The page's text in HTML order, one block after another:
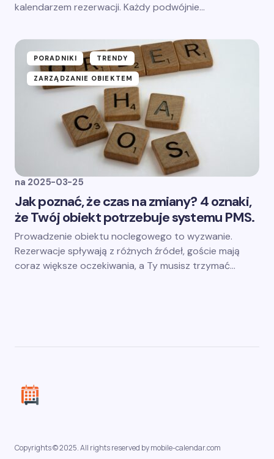
kalendarzem rezerwacji. Każdy podwójnie…
PORADNIKI TRENDY
ZARZĄDZANIE OBIEKTEM
na 2025-03-25
Jak poznać, że czas na zmiany? 4 oznaki,
że Twój obiekt potrzebuje systemu PMS.
Prowadzenie obiektu noclegowego to wyzwanie.
Rezerwacje spływają z różnych źródeł, goście mają
coraz większe oczekiwania, a Ty musisz trzymać…
Copyrights © 2025. All rights reserved by mobile-calendar.com